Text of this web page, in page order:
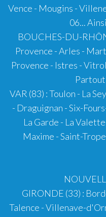
Vence - Mougins -
06...
BOUCHES-DU-
Provence - Arles -
Provence - Istres -
Partout
VAR (83) :Toulon - La
- Draguignan -Six-
La Garde - La
Maxime -Saint-
GIRONDE (33) :
Talence - Villenave-